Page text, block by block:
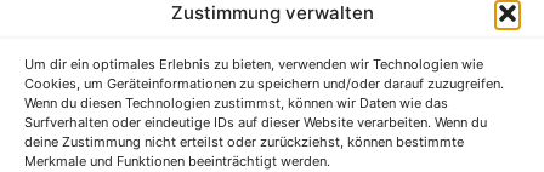
Zustimmung verwalten
Um dir ein optimales Erlebnis zu bieten, verwenden wir Technologien wie
Cookies, um Geräteinformationen zu speichern und/oder darauf zuzugreifen.
Wenn du diesen Technologien zustimmst, können wir Daten wie das
Surfverhalten oder eindeutige IDs auf dieser Website verarbeiten. Wenn du
deine Zustimmung nicht erteilst oder zurückziehst, können bestimmte
Merkmale und Funktionen beeinträchtigt werden.
Mitarbeiterbindung Mittelstand Nachhaltige Lieferketten
Nachhaltigkeit Nachhaltigkeit im
Mittelstand Nachhaltigkeitsbericht